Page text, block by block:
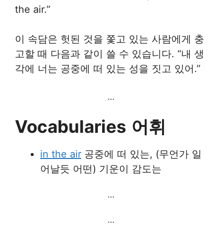
the air.”
이 속담은 헛된 것을 쫓고 있는 사람에게 충
고할 때 다음과 같이 쓸 수 있습니다. “내 생
각에 너는 공중에 떠 있는 성을 짓고 있어.”
…
Vocabularies 어휘
in the air 공중에 떠 있는, (무언가 일
어날듯 어떤) 기운이 감도는
…
…